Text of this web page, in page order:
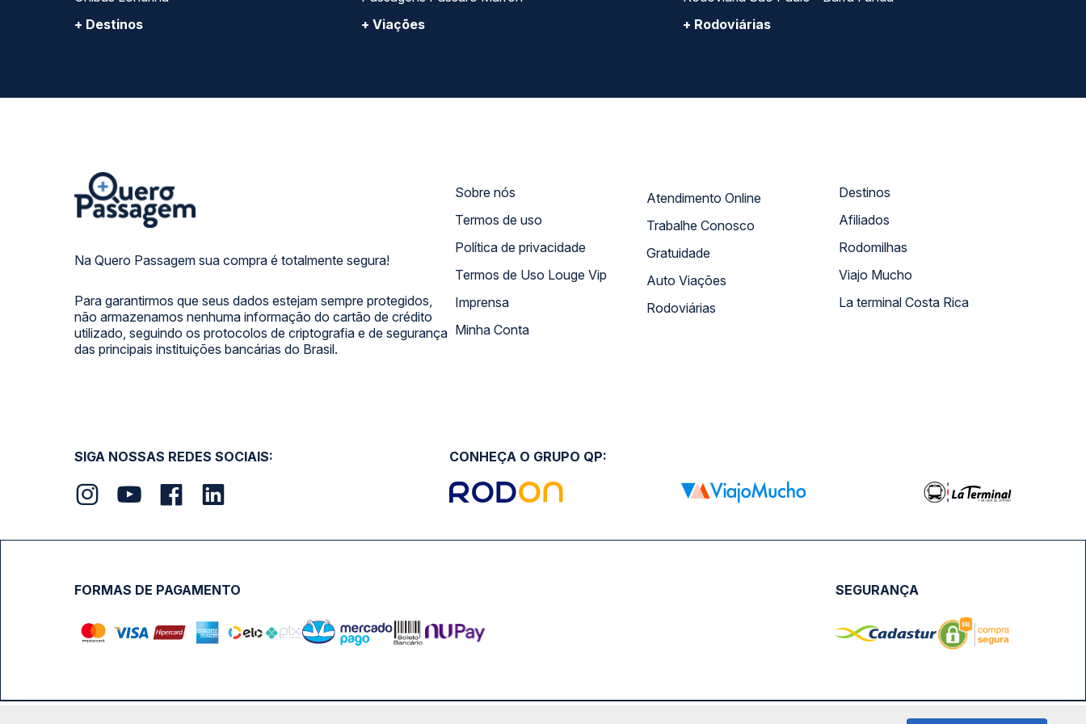
+ Destinos
+ Viações
+ Rodoviárias
Na Quero Passagem sua compra é totalmente segura!
Para garantirmos que seus dados estejam sempre protegidos,
não armazenamos nenhuma informação do cartão de crédito
utilizado, seguindo os protocolos de criptografia e de segurança
das principais instituições bancárias do Brasil.
Sobre nós
Termos de uso
Política de privacidade
Termos de Uso Louge Vip
Imprensa
Minha Conta
Atendimento Online
Trabalhe Conosco
Gratuidade
Auto Viações
Rodoviárias
Destinos
Afiliados
Rodomilhas
Viajo Mucho
La terminal Costa Rica
SIGA NOSSAS REDES SOCIAIS: CONHEÇA O GRUPO QP:
FORMAS DE PAGAMENTO SEGURANÇA